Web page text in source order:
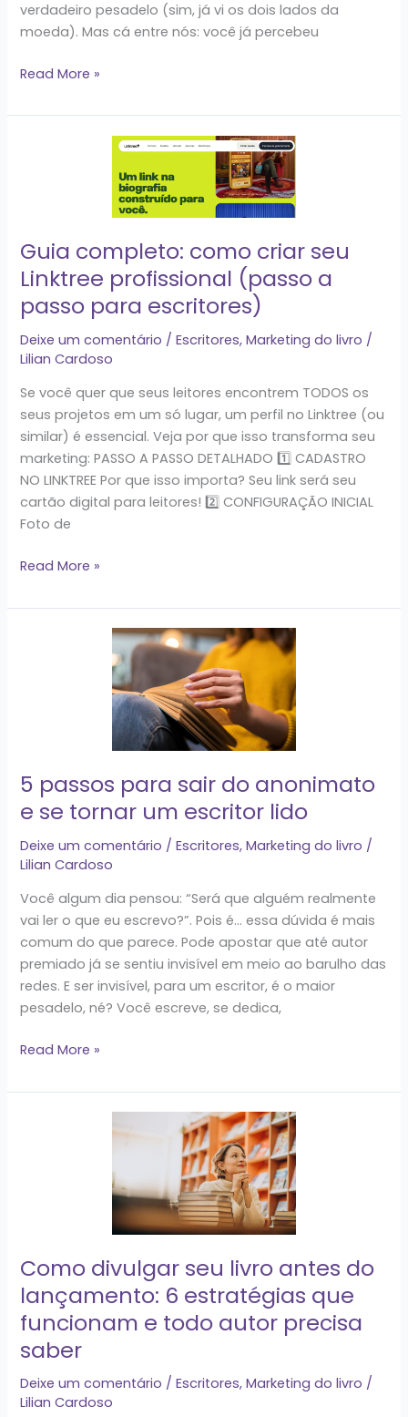
verdadeiro pesadelo (sim, já vi os dois lados da
moeda). Mas cá entre nós: você já percebeu
Read More »
Guia completo: como criar seu
Linktree profissional (passo a
passo para escritores)
Deixe um comentário /Escritores,Marketing do livro /
Lilian Cardoso
Se você quer que seus leitores encontrem TODOS os
seus projetos em um só lugar, um perfil no Linktree (ou
similar) é essencial. Veja por que isso transforma seu
marketing: PASSO A PASSO DETALHADO 1️⃣ CADASTRO
NO LINKTREE Por que isso importa? Seu link será seu
cartão digital para leitores! 2️⃣ CONFIGURAÇÃO INICIAL
Foto de
Linktree
profissional
(passo
a
passo
para
escritores)
Read More »
5 passos para sair do anonimato
e se tornar um escritor lido
Deixe um comentário /Escritores,Marketing do livro /
Lilian Cardoso
Você algum dia pensou: “Será que alguém realmente
vai ler o que eu escrevo?”. Pois é… essa dúvida é mais
comum do que parece. Pode apostar que até autor
premiado já se sentiu invisível em meio ao barulho das
redes. E ser invisível, para um escritor, é o maior
pesadelo, né? Você escreve, se dedica,
se
tornar
escritor
Read More »
Como divulgar seu livro antes do
lançamento: 6 estratégias que
funcionam e todo autor precisa
saber
Deixe um comentário /Escritores,Marketing do livro /
Lilian Cardoso
6
estratégias
que
funcionam
e
todo
autor